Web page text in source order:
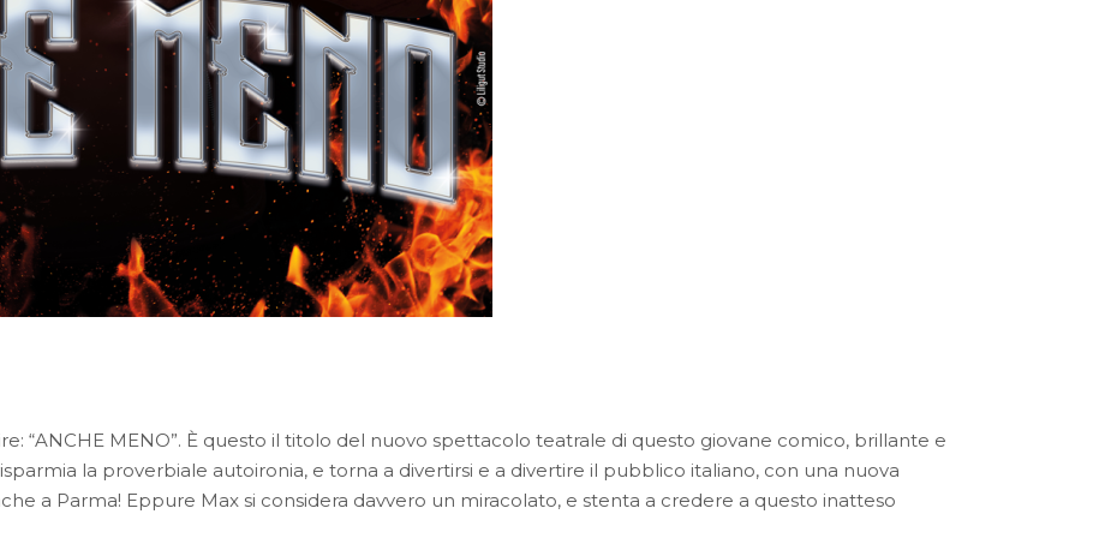
“ANCHE MENO”. È questo il titolo del nuovo spettacolo teatrale di questo giovane comico, brillante e
la proverbiale autoironia, e torna a divertirsi e a divertire il pubblico italiano, con una nuova
a Parma! Eppure Max si considera davvero un miracolato, e stenta a credere a questo inatteso